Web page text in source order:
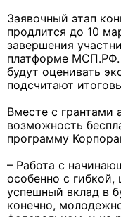
Заявочный этап
продлится до 10
завершения
платформе МСП.РФ.
будут оценивать
подсчитают
Вместе с грантами
возможность
программу
– Работа с
особенно с
успешный вклад в
конечно,